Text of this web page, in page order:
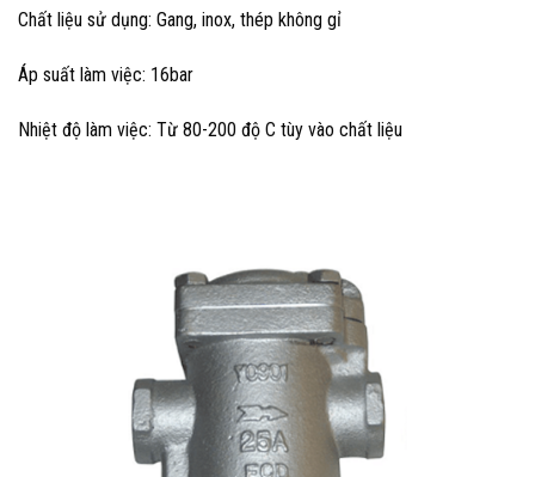
Chất liệu sử dụng: Gang, inox, thép không gỉ
Áp suất làm việc: 16bar
Nhiệt độ làm việc: Từ 80-200 độ C tùy vào chất liệu